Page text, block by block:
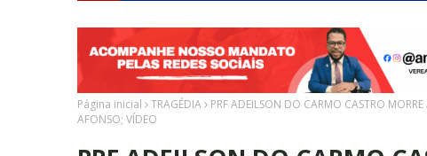
Página inicial TRAGÉDIA
PRF ADEILSON DO CARMO CASTRO
AFONSO; VÍDEO